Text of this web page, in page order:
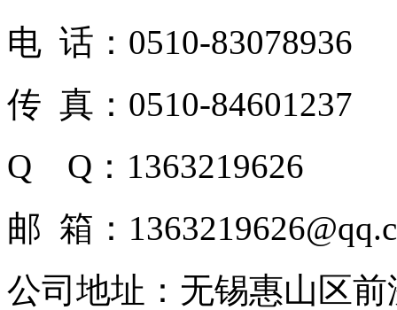
电 话：0510-83078936
传 真：0510-84601237
Q Q：1363219626
邮 箱：
公司地址：无锡惠山区